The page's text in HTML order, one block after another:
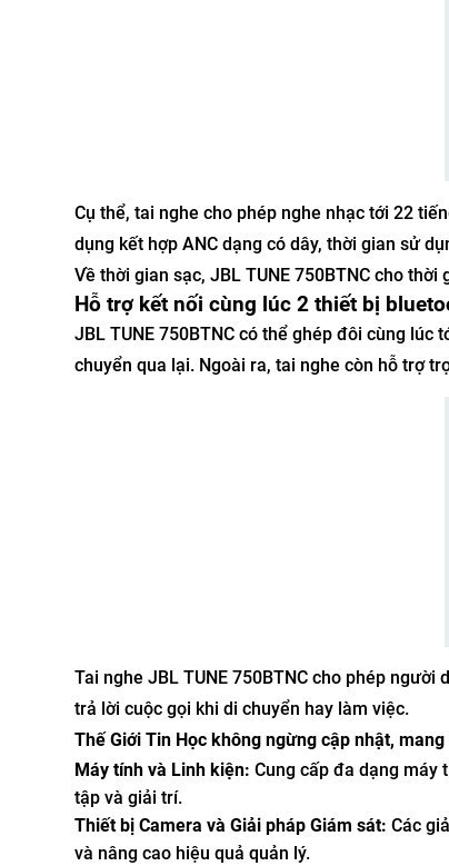
Cụ thể, tai nghe cho phép nghe nhạc tới 22
dụng kết hợp ANC dạng có dây, thời gian sử
Về thời gian sạc, JBL TUNE 750BTNC cho
Hỗ trợ kết nối cùng lúc 2 thiết bị
JBL TUNE 750BTNC có thể ghép đôi cùng
chuyển qua lại. Ngoài ra, tai nghe còn hỗ trợ
Tai nghe JBL TUNE 750BTNC cho phép
trả lời cuộc gọi khi di chuyển hay làm việc.
Thế Giới Tin Học không ngừng cập nhật,
Máy tính và Linh kiện: Cung cấp đa dạng máy
tập và giải trí.
Thiết bị Camera và Giải pháp Giám sát: Các
và nâng cao hiệu quả quản lý.